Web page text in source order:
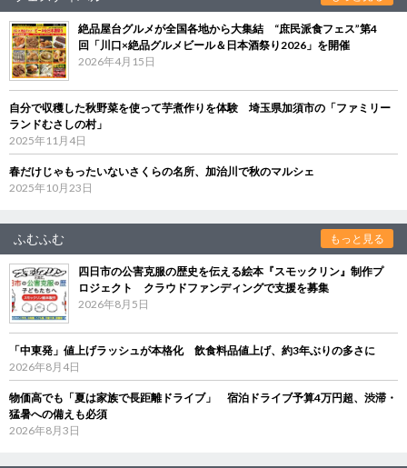
絶品屋台グルメが全国各地から大集結 “庶民派食フェス”第4
回「川口×絶品グルメビール＆日本酒祭り2026」を開催
2026年4月15日
自分で収穫した秋野菜を使って芋煮作りを体験 埼玉県加須市の「ファミリー
ランドむさしの村」
2025年11月4日
春だけじゃもったいないさくらの名所、加治川で秋のマルシェ
2025年10月23日
ふむふむ もっと見る
四日市の公害克服の歴史を伝える絵本『スモックリン』制作プ
ロジェクト クラウドファンディングで支援を募集
2026年8月5日
「中東発」値上げラッシュが本格化 飲食料品値上げ、約3年ぶりの多さに
2026年8月4日
物価高でも「夏は家族で長距離ドライブ」 宿泊ドライブ予算4万円超、渋滞・
猛暑への備えも必須
2026年8月3日